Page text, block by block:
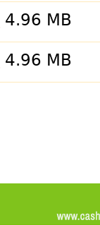
4.96 MB
4.96 MB